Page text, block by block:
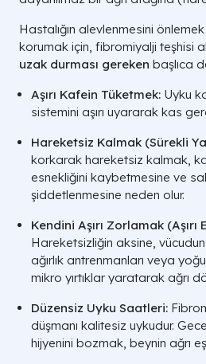
Hastalığın alevlenmesini
korumak için, fibromiyalji teşhisi
uzak durması gereken başlıca
Aşırı Kafein Tüketmek: Uyku
sistemini aşırı uyararak kas
Hareketsiz Kalmak (Sürekli
korkarak hareketsiz kalmak,
esnekliğini kaybetmesine ve
şiddetlenmesine neden olur.
Kendini Aşırı Zorlamak (Aşırı
Hareketsizliğin aksine, vücudun
ağırlık antrenmanları veya
mikro yırtıklar yaratarak ağrı
Düzensiz Uyku Saatleri:
düşmanı kalitesiz uykudur.
hijyenini bozmak, beynin ağrı